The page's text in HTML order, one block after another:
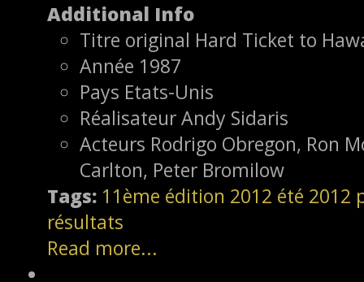
Additional Info
Titre original Hard Ticket to
Année 1987
Pays Etats-Unis
RéalisateurAndy Sidaris
Acteurs Rodrigo Obregon, Ron
Carlton, Peter Bromilow
Tags: 11ème édition 2012 été 2012
résultats
Read more...